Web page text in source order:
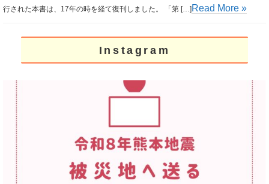
行された本書は、17年の時を経て復刊しました。 「第 […]Read More »
Instagram